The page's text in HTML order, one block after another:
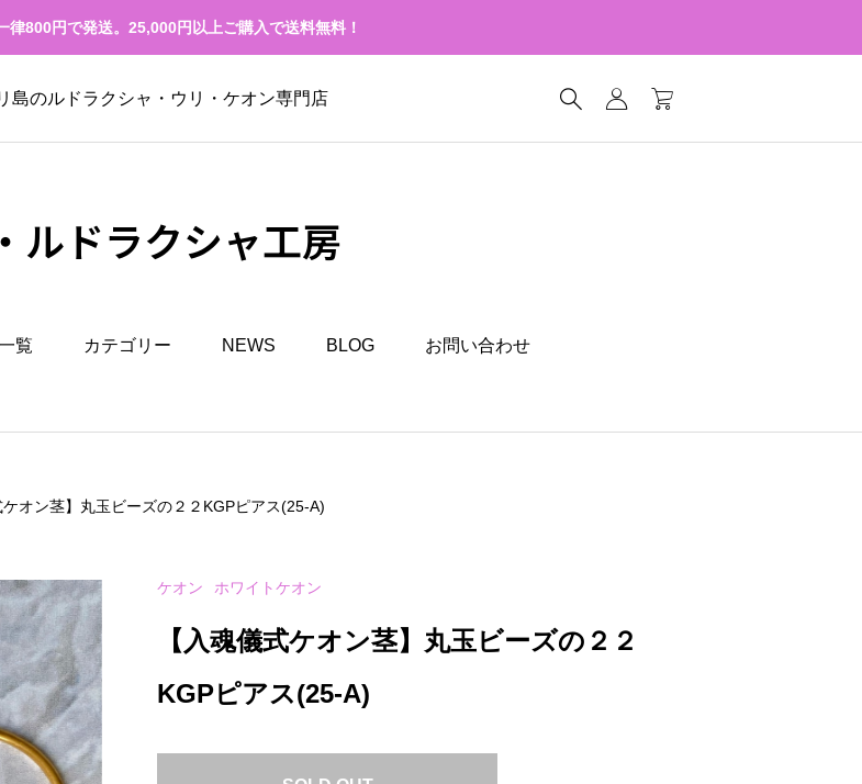
律800円で発送。25,000円以上ご購入で送料無料！
島のルドラクシャ・ウリ・ケオン専門店
ルドラクシャ工房
覧 カテゴリー NEWS BLOG お問い合わせ
ケオン茎】丸玉ビーズの２２KGPピアス(25-A)
ケオン ホワイトケオン
【入魂儀式ケオン茎】丸玉ビーズの２２
KGPピアス(25-A)